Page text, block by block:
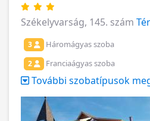
Székelyvarság, 145. szám
3 Háromágyas szoba
2 Franciaágyas szoba
További szobatípusok